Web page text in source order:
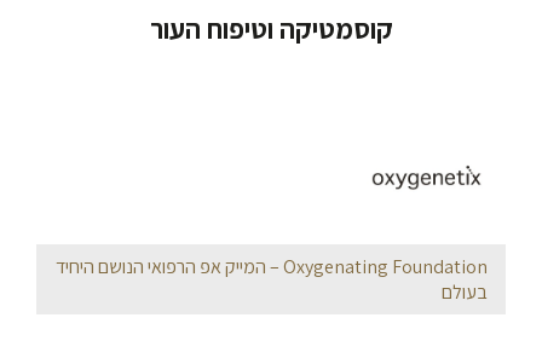
קוסמטיקה וטיפוח העור
Oxygenating Foundation – המייק אפ הרפואי הנושם היחיד
בעולם